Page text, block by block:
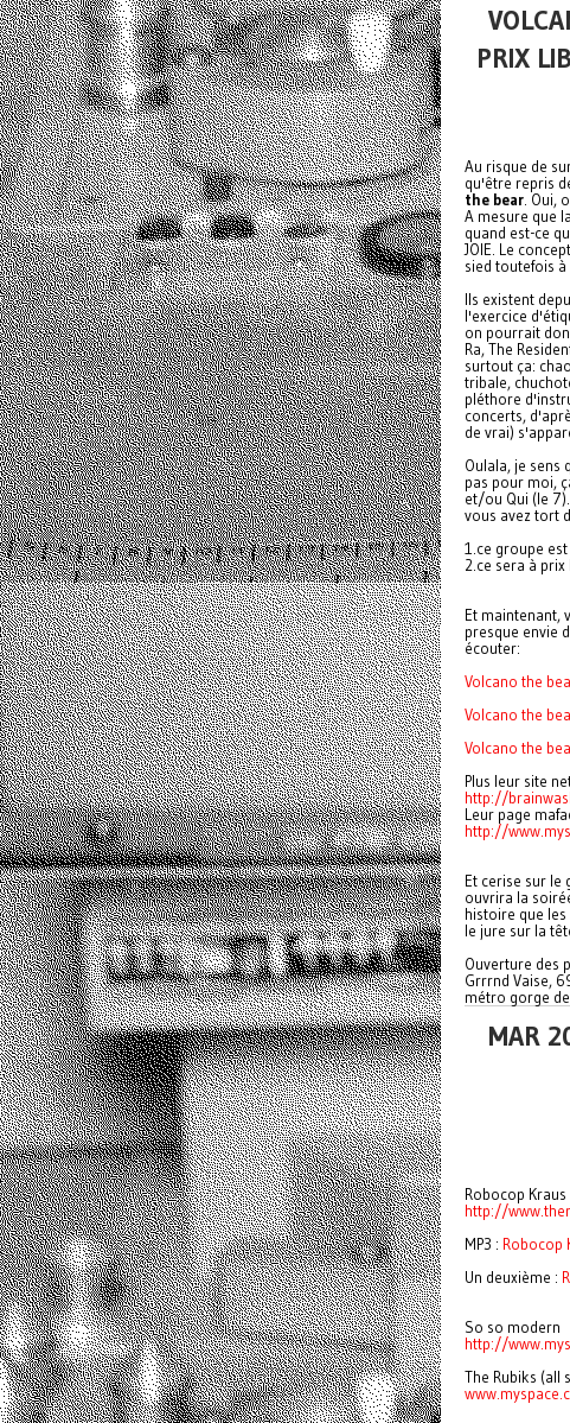
PRIX
Au risque de
qu'être repris
the bear . Oui,
A mesure que
quand est-ce
JOIE. Le
sied toutefois à
Ils existent
l'exercice
on pourrait
Ra, The
surtout ça:
tribale,
pléthore
concerts,
de vrai)
Oulala, je sens
pas pour moi,
et/ou Qui (le
vous avez tort
1.ce groupe
2.ce sera à
Et maintenant,
presque envie
écouter:
Volcano the
Volcano the
Volcano the
Plus leur site
http://
Leur page
http://
Et cerise sur le
ouvrira la
histoire que
le jure sur la
Ouverture des
Grrrnd Vaise,
métro gorge
MAR
Robocop Kraus
http://
MP3 : Robocop
Un deuxième :
So so modern
http://
The Rubiks (all